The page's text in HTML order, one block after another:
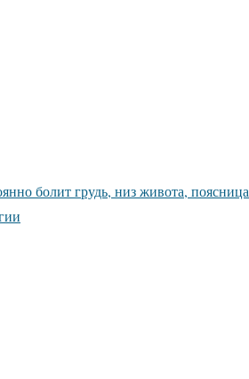
болит грудь, низ живота, поясница